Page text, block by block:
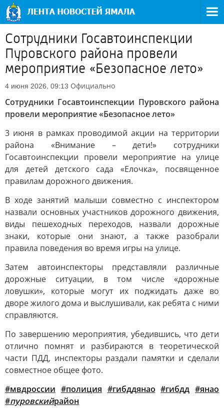
Сотрудники Госавтоинспекции
Пуровского района провели
мероприятие «Безопасное лето»
4 июня 2026, 09:13 Официально
Сотрудники Госавтоинспекции Пуровского района
провели мероприятие «Безопасное лето»
3 июня в рамках проводимой акции на территории
района «Внимание – дети!» сотрудники
Госавтоинспекции провели мероприятие на улице
для детей детского сада «Елочка», посвященное
правилам дорожного движения.
В ходе занятий малыши совместно с инспектором
назвали основных участников дорожного движения,
виды пешеходных переходов, назвали дорожные
знаки, которые они знают, а также разобрали
правила поведения во время игры на улице.
Затем автоинспекторы представляли различные
дорожные ситуации, в том числе «дорожные
ловушки», которые могут их поджидать даже во
дворе жилого дома и выслушивали, как ребята с ними
справляются.
По завершению мероприятия, убедившись, что дети
отлично помнят и разбираются в теоретической
части ПДД, инспекторы раздали памятки и сделали
совместное общее фото.
#мвдроссии #полиция #гибддянао #гибдд #янао
#пуровскийрайон